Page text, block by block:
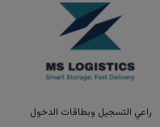
راعي التسجيل وبطاقات الدخول